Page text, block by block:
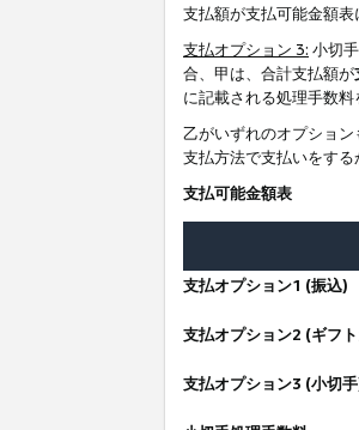
支払額が支払可能金額
支払オプション 3: 小切
合、甲は、合計支払額が
に記載される処理手数料
乙がいずれのオプショ
支払方法で支払いをする
支払可能金額表
支払オプション1 (振込)
支払オプション2 (ギフ
支払オプション3 (小切